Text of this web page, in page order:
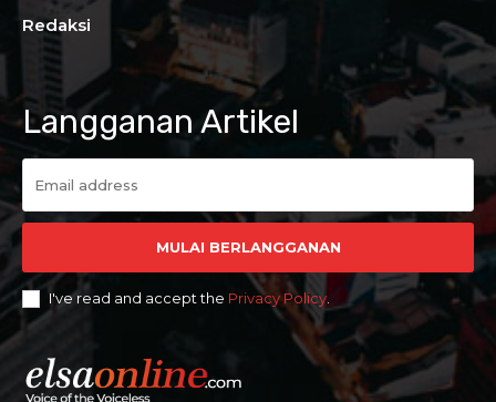
Langganan Artikel
MULAI BERLANGGANAN
I've read and accept the Privacy Policy
Redaksi